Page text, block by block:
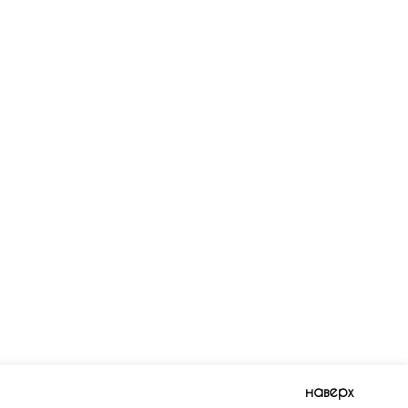
наверх